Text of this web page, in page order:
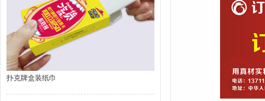
扑克牌盒装纸巾